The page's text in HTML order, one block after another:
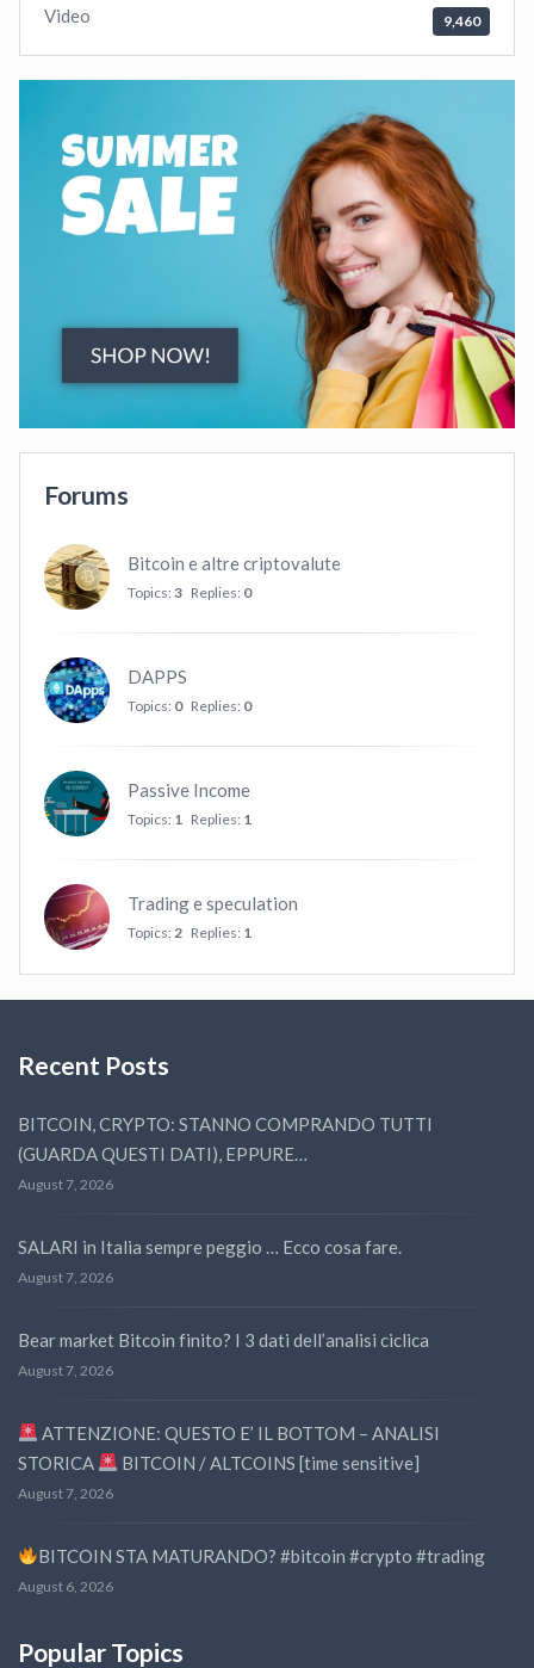
Video 9,460
Forums
Bitcoin e altre criptovalute
Topics: 3 Replies: 0
DAPPS
Topics: 0 Replies: 0
Passive Income
Topics: 1 Replies: 1
Trading e speculation
Topics: 2 Replies: 1
Recent Posts
BITCOIN, CRYPTO: STANNO COMPRANDO TUTTI
(GUARDA QUESTI DATI), EPPURE…
August 7, 2026
SALARI in Italia sempre peggio … Ecco cosa fare.
August 7, 2026
Bear market Bitcoin finito? I 3 dati dell’analisi ciclica
August 7, 2026
ATTENZIONE: QUESTO E’ IL BOTTOM – ANALISI
STORICA
BITCOIN / ALTCOINS [time sensitive]
August 7, 2026
BITCOIN STA MATURANDO? #bitcoin #crypto #trading
August 6, 2026
Popular Topics